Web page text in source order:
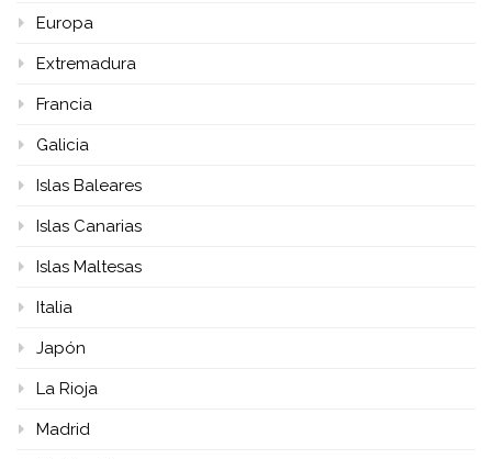
Europa
Extremadura
Francia
Galicia
Islas Baleares
Islas Canarias
Islas Maltesas
Italia
Japón
La Rioja
Madrid